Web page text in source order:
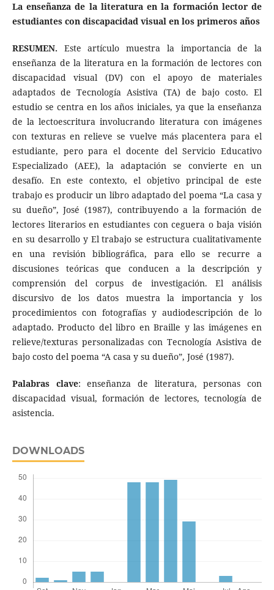
La enseñanza de la literatura en la formación lector de
estudiantes con discapacidad visual en los primeros años
RESUMEN. Este artículo muestra la importancia de la
enseñanza de la literatura en la formación de lectores con
discapacidad visual (DV) con el apoyo de materiales
adaptados de Tecnología Asistiva (TA) de bajo costo. El
estudio se centra en los años iniciales, ya que la enseñanza
de la lectoescritura involucrando literatura con imágenes
con texturas en relieve se vuelve más placentera para el
estudiante, pero para el docente del Servicio Educativo
Especializado (AEE), la adaptación se convierte en un
desafío. En este contexto, el objetivo principal de este
trabajo es producir un libro adaptado del poema “La casa y
su dueño”, José (1987), contribuyendo a la formación de
lectores literarios en estudiantes con ceguera o baja visión
en su desarrollo y El trabajo se estructura cualitativamente
en una revisión bibliográfica, para ello se recurre a
discusiones teóricas que conducen a la descripción y
comprensión del corpus de investigación. El análisis
discursivo de los datos muestra la importancia y los
procedimientos con fotografías y audiodescripción de lo
adaptado. Producto del libro en Braille y las imágenes en
relieve/texturas personalizadas con Tecnología Asistiva de
bajo costo del poema “A casa y su dueño”, José (1987).
Palabras clave: enseñanza de literatura, personas con
discapacidad visual, formación de lectores, tecnología de
asistencia.
DOWNLOADS